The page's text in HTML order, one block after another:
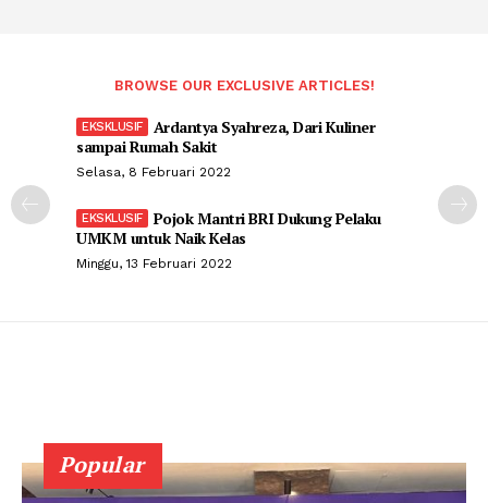
BROWSE OUR EXCLUSIVE ARTICLES!
Ardantya Syahreza, Dari Kuliner
sampai Rumah Sakit
Selasa, 8 Februari 2022
Pojok Mantri BRI Dukung Pelaku
UMKM untuk Naik Kelas
Minggu, 13 Februari 2022
Popular